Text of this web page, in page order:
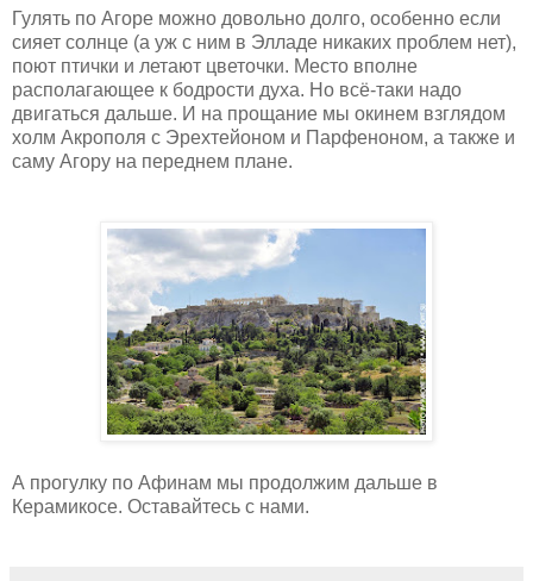
Гулять по Агоре можно довольно долго, особенно если
сияет солнце (а уж с ним в Элладе никаких проблем нет),
поют птички и летают цветочки. Место вполне
располагающее к бодрости духа. Но всё-таки надо
двигаться дальше. И на прощание мы окинем взглядом
холм Акрополя с Эрехтейоном и Парфеноном, а также и
саму Агору на переднем плане.
А прогулку по Афинам мы продолжим дальше в
Керамикосе. Оставайтесь с нами.